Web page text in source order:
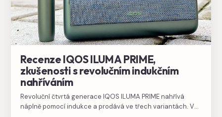
Recenze IQOS ILUMA PRIME,
zkušenosti s revolučním indukčním
nahříváním
Revoluční čtvrtá generace IQOS ILUMA PRIME nahřívá
náplně pomocí indukce a prodává ve třech variantách. V